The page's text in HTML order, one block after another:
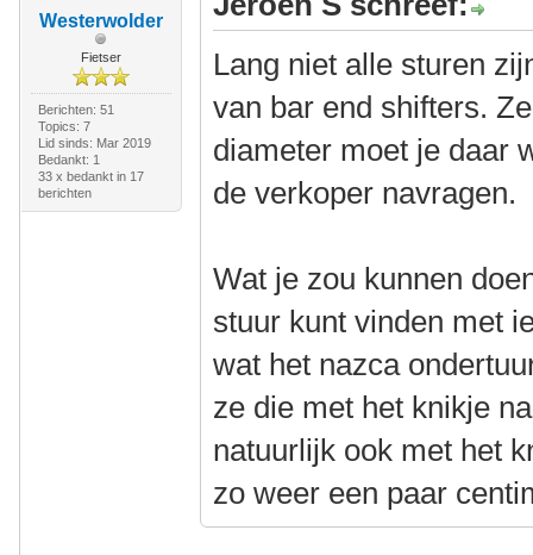
Westerwolder
Fietser
Berichten: 51
Topics: 7
Lid sinds: Mar 2019
Bedankt: 1
33 x bedankt in 17
berichten
Lang niet alle sturen
van bar end shifters.
diameter moet je daar
de verkoper navragen.
Wat je zou kunnen
stuur kunt vinden met
wat het nazca
ze die met het knikje
natuurlijk ook met het
zo weer een paar